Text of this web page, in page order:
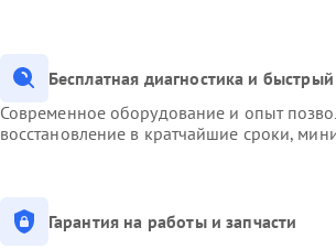
Бесплатная диагностика и
Современное оборудование и опыт
восстановление в кратчайшие сроки,
Гарантия на работы и запчасти